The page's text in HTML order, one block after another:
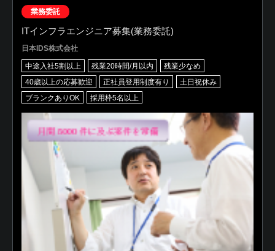
業務委託
ITインフラエンジニア募集(業務委託)
日本IDS株式会社
中途入社5割以上 残業20時間/月以内
残業少なめ
40歳以上の応募歓迎
正社員登用制度有り
土日祝休み
ブランクありOK
採用枠5名以上